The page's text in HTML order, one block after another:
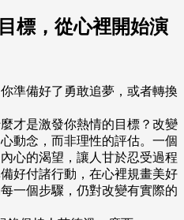
標，從心裡開始演
準備好了勇敢追夢，或者轉換
才是激發你熱情的目標？改變
動念，而非理性的評估。一個
心的渴望，讓人甘於忍受過程
好付諸行動，在心裡規畫美好
一個步驟，仍對改變有實際的